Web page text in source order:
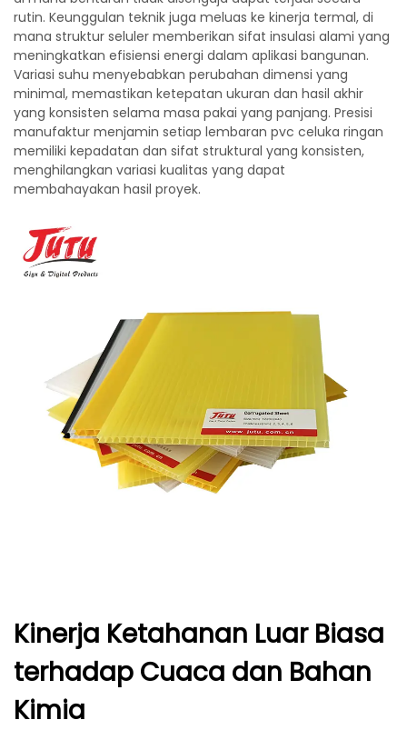
rutin. Keunggulan teknik juga meluas ke kinerja termal, di
mana struktur seluler memberikan sifat insulasi alami yang
meningkatkan efisiensi energi dalam aplikasi bangunan.
Variasi suhu menyebabkan perubahan dimensi yang
minimal, memastikan ketepatan ukuran dan hasil akhir
yang konsisten selama masa pakai yang panjang. Presisi
manufaktur menjamin setiap lembaran pvc celuka ringan
memiliki kepadatan dan sifat struktural yang konsisten,
menghilangkan variasi kualitas yang dapat
membahayakan hasil proyek.
Kinerja Ketahanan Luar Biasa
terhadap Cuaca dan Bahan
Kimia